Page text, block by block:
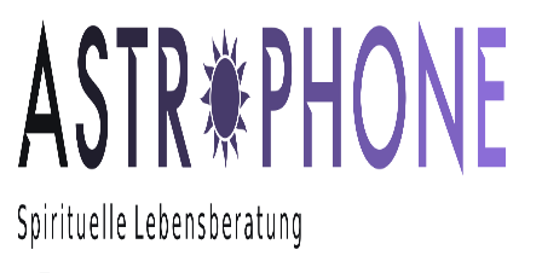
Skip to main content